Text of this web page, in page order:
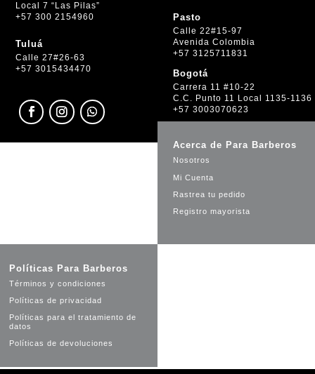
Local 7 “Las Pilas”
+57 300 2154960
Tuluá
Calle 27#26-63
+57 3015434470
Pasto
Calle 22#15-97
Avenida Colombia
+57 3125711831
Bogotá
Carrera 11 #10-22
C.C. Punto 11 Local 1135-1136
+57 3003070623
Acerca de Para Barberos
Nosotros
Mi Cuenta
Rastrea tu pedido
Registro mayorista
Políticas Para Barberos
Términos y condiciones
Políticas de privacidad
Políticas para el tratamiento de
datos
Políticas de devoluciones